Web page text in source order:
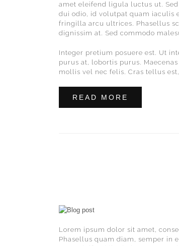
amet eleifend ligula luctus ut.
dui odio, id volutpat quam iaculis
fringilla arcu ultrices. Phasellus
dignissim at. Sed commodo
Integer pretium posuere est. Ut
purus at, lobortis purus.
mollis vel nec felis. Cras tellus
READ MORE
Lorem ipsum dolor sit amet,
Phasellus quam diam, semper in